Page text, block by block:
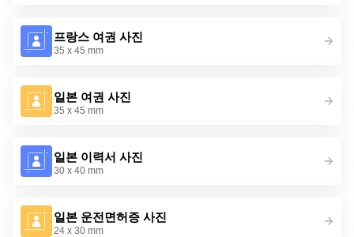
프랑스 여권 사진
35 x 45 mm
일본 여권 사진
35 x 45 mm
일본 이력서 사진
30 x 40 mm
일본 운전면허증 사진
24 x 30 mm